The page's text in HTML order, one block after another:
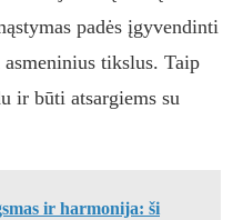
padės įgyvendinti
tikslus. Taip
ir būti atsargiems su
ir harmonija: ši